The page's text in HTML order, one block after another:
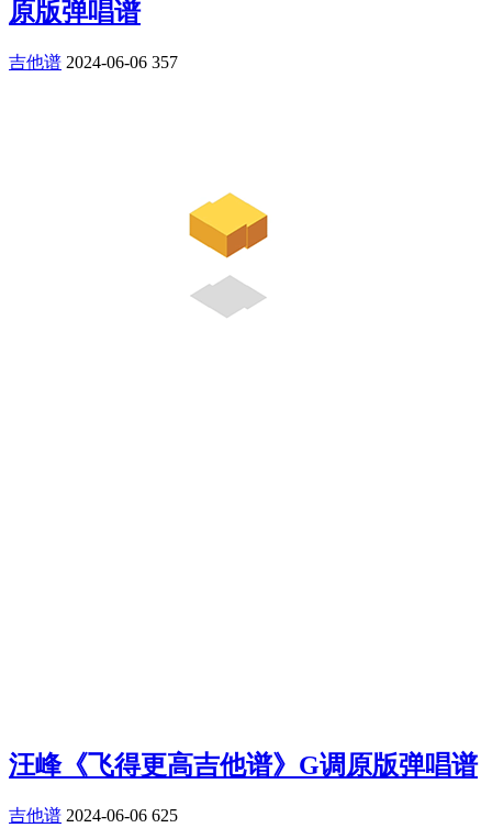
原版弹唱谱
吉他谱 2024-06-06 357
汪峰《飞得更高吉他谱》G调原版弹唱谱
吉他谱 2024-06-06 625